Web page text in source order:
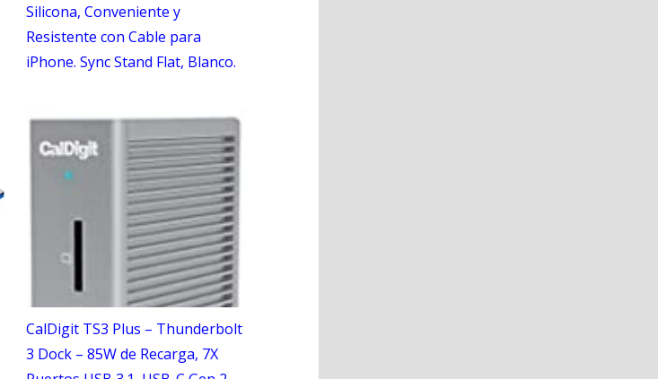
Silicona, Conveniente y
Resistente con Cable para
iPhone. Sync Stand Flat, Blanco.
CalDigit TS3 Plus – Thunderbolt
3 Dock – 85W de Recarga, 7X